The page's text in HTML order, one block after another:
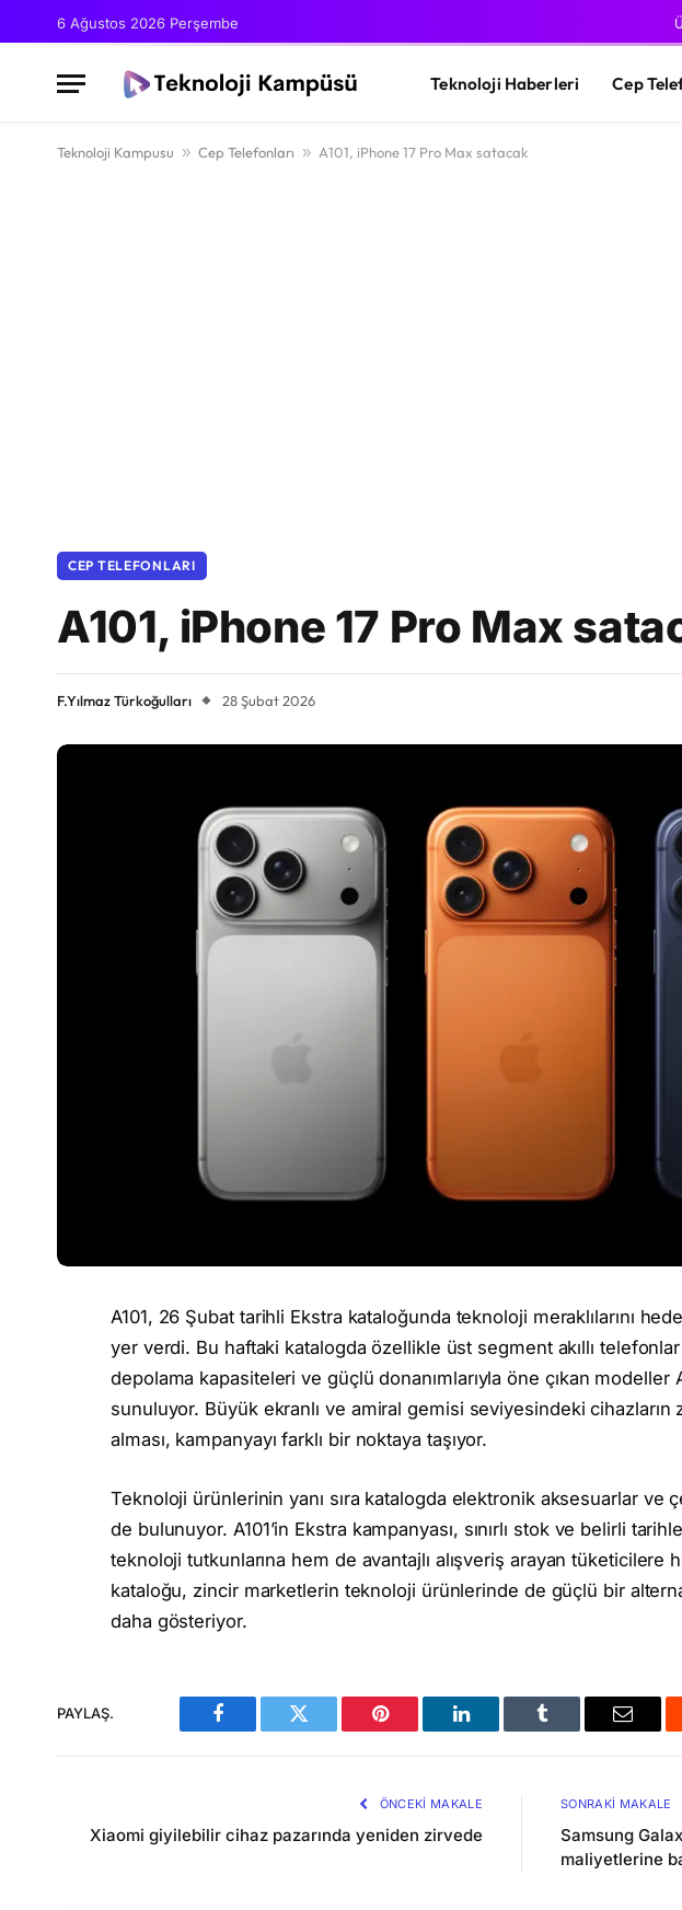
6 Ağustos 2026 Perşembe
Teknoloji Haberleri Cep
Teknoloji Kampusu » Cep Telefonları » A101, iPhone 17 Pro Max satacak
CEP TELEFONLARI
A101, iPhone 17 Pro Max
F.Yılmaz Türkoğulları 28 Şubat 2026
A101, 26 Şubat tarihli Ekstra kataloğunda teknoloji meraklılarını
yer verdi. Bu haftaki katalogda özellikle üst segment akıllı
depolama kapasiteleri ve güçlü donanımlarıyla öne çıkan modeller
sunuluyor. Büyük ekranlı ve amiral gemisi seviyesindeki
alması, kampanyayı farklı bir noktaya taşıyor.
Teknoloji ürünlerinin yanı sıra katalogda elektronik aksesuarlar ve
de bulunuyor. A101’in Ekstra kampanyası, sınırlı stok ve belirli
teknoloji tutkunlarına hem de avantajlı alışveriş arayan tüketicilere
kataloğu, zincir marketlerin teknoloji ürünlerinde de güçlü bir
daha gösteriyor.
PAYLAŞ.
Facebook Twitter Pinterest LinkedIn Tumblr Email
ÖNCEKI MAKALE
Xiaomi giyilebilir cihaz pazarında yeniden zirvede
SONRAKI MAKALE
Samsung
maliyetlerine